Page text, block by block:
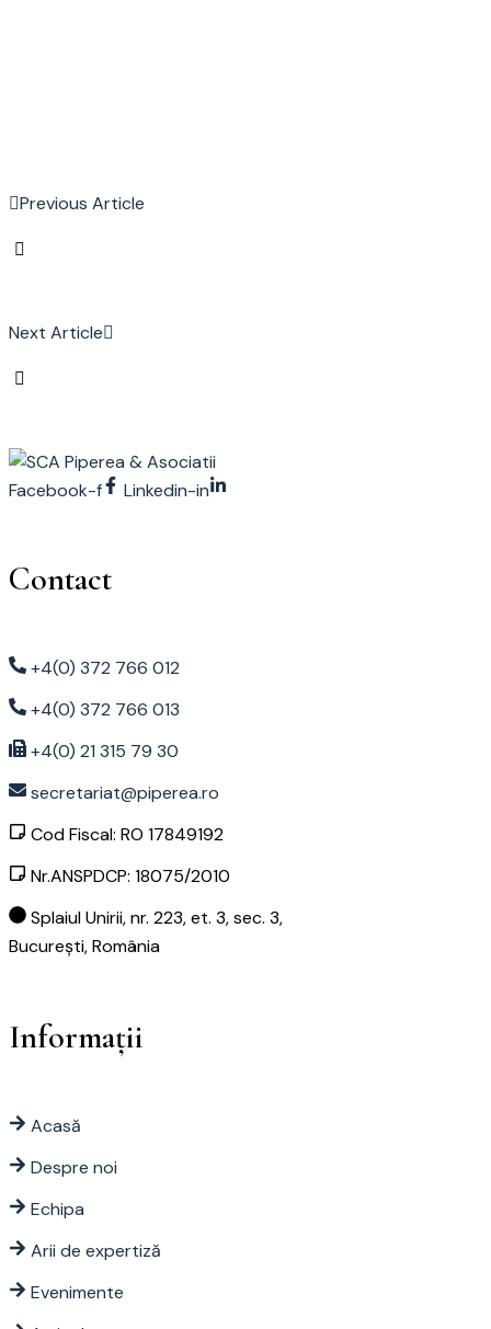
Previous Article
Next Article
Facebook-f Linkedin-in
Contact
+4(0) 372 766 012
+4(0) 372 766 013
+4(0) 21 315 79 30
secretariat@piperea.ro
Cod Fiscal: RO 17849192
Nr.ANSPDCP: 18075/2010
Splaiul Unirii, nr. 223, et. 3, sec. 3,
București, România
Informații
Acasă
Despre noi
Echipa
Arii de expertiză
Evenimente